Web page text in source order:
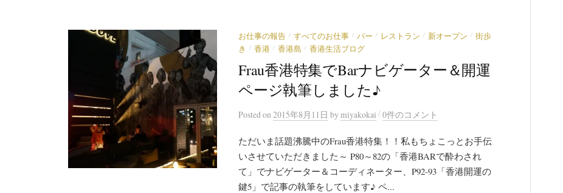
お仕事の報告 / すべてのお仕事 / バー / レストラン / 新オープン / 街歩
き / 香港 / 香港島 / 香港生活ブログ
Frau香港特集でBarナビゲーター＆開運
ページ執筆しました♪
Posted on 2015年8月11日 by miyakokai /0件のコメント
ただいま話題沸騰中のFrau香港特集！！私もちょこっとお手伝
いさせていただきました～ P80～82の「香港BARで酔わされ
て」でナビゲーター＆コーディネーター、P92-93「香港開運の
鍵5」で記事の執筆をしています♪ ペ...